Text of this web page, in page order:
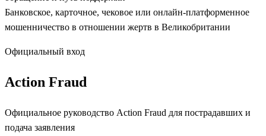
Банковское, карточное, чековое или онлайн-платформенное
мошенничество в отношении жертв в Великобритании
Официальный вход
Action Fraud
Официальное руководство Action Fraud для пострадавших и
подача заявления